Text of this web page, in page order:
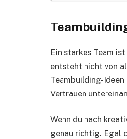
Ein starkes Team
entsteht nicht von
Teambuilding-Ideen
Vertrauen
Wenn du nach
genau richtig. Egal